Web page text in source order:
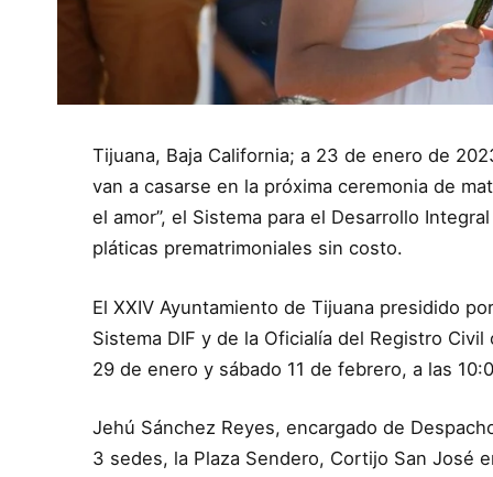
Tijuana, Baja California; a 23 de enero de
van a casarse en la próxima ceremonia de
el amor”, el Sistema para el Desarrollo
pláticas prematrimoniales sin costo.
El XXIV Ayuntamiento de Tijuana presidido
Sistema DIF y de la Oficialía del Registro
29 de enero y sábado 11 de febrero, a las
Jehú Sánchez Reyes, encargado de
3 sedes, la Plaza Sendero, Cortijo San José